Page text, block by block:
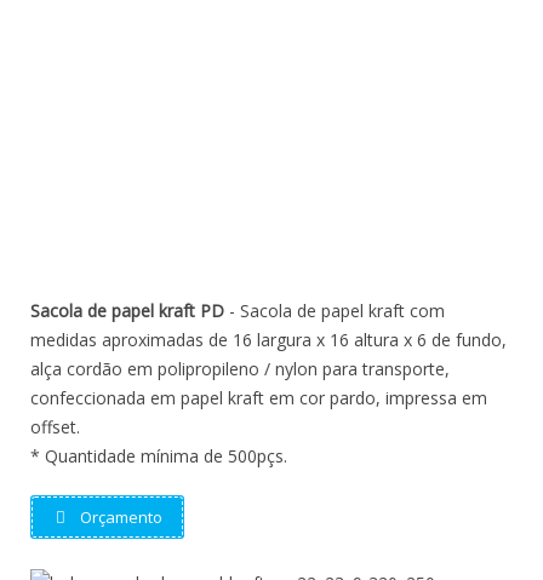
Sacola de papel kraft PD - Sacola de papel kraft com
medidas aproximadas de 16 largura x 16 altura x 6 de fundo,
alça cordão em polipropileno / nylon para transporte,
confeccionada em papel kraft em cor pardo, impressa em
offset.
* Quantidade mínima de 500pçs.
Orçamento